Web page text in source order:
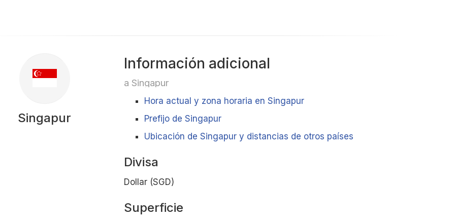
Singapur
Información adicional
a Singapur
Hora actual y zona horaria en Singapur
Prefijo de Singapur
Ubicación de Singapur y distancias de otros países
Divisa
Dollar (SGD)
Superficie